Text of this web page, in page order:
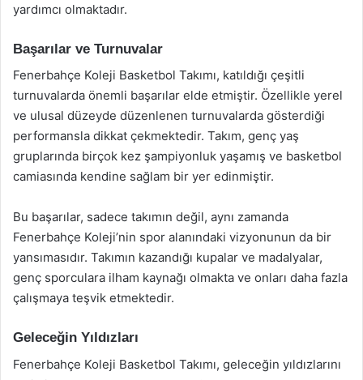
yardımcı olmaktadır.
Başarılar ve Turnuvalar
Fenerbahçe Koleji Basketbol Takımı, katıldığı çeşitli
turnuvalarda önemli başarılar elde etmiştir. Özellikle yerel
ve ulusal düzeyde düzenlenen turnuvalarda gösterdiği
performansla dikkat çekmektedir. Takım, genç yaş
gruplarında birçok kez şampiyonluk yaşamış ve basketbol
camiasında kendine sağlam bir yer edinmiştir.
Bu başarılar, sadece takımın değil, aynı zamanda
Fenerbahçe Koleji’nin spor alanındaki vizyonunun da bir
yansımasıdır. Takımın kazandığı kupalar ve madalyalar,
genç sporculara ilham kaynağı olmakta ve onları daha fazla
çalışmaya teşvik etmektedir.
Geleceğin Yıldızları
Fenerbahçe Koleji Basketbol Takımı, geleceğin yıldızlarını